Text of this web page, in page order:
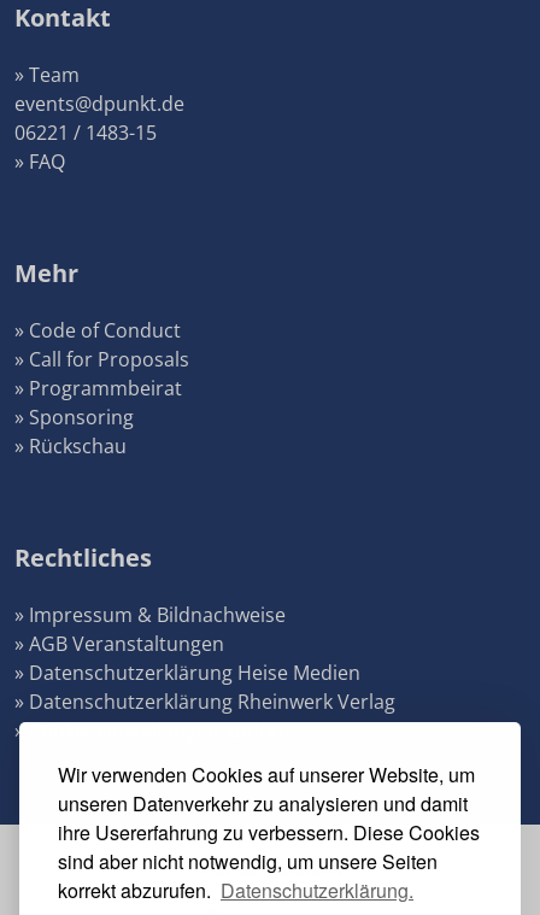
Wir verwenden Cookies auf unserer Website, um
unseren Datenverkehr zu analysieren und damit
ihre Usererfahrung zu verbessern. Diese Cookies
sind aber nicht notwendig, um unsere Seiten
korrekt abzurufen. Datenschutzerklärung.
Kontakt
» Team
events@dpunkt.de
06221 / 1483-15
» FAQ
Mehr
» Code of Conduct
» Call for Proposals
» Programmbeirat
» Sponsoring
» Rückschau
Rechtliches
» Impressum & Bildnachweise
» AGB Veranstaltungen
» Datenschutzerklärung Heise Medien
» Datenschutzerklärung Rheinwerk Verlag
» Cookie-Einstellungen ändern
Veranstalter